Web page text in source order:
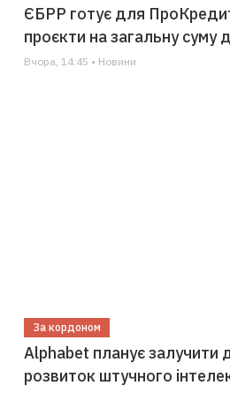
ЄБРР готує для
проєкти на загальну суму
Вчора, 14:45 • Новини
За кордоном
Alphabet планує залучити
розвиток штучного